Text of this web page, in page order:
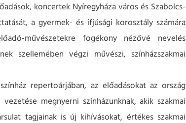
koncertek Nyíregyháza város és Szabolcs-
a gyermek- és ifjúsági korosztály számára
művészetekre fogékony nézővé nevelés
szellemében végzi művészi, színházszakmai
repertoárjában, az előadásokat az ország
megnyerni színházunknak, akik szakmai
tagjainak is új kihívásokat, értékes szakmai